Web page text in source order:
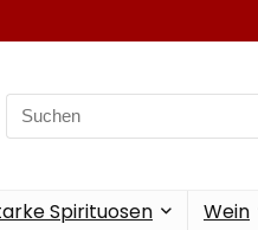
Search
for:
Spirituosen Wein